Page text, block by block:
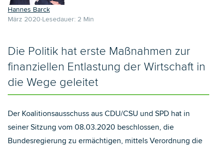
Hannes Barck
März 2020 Lesedauer: 2 Min
Die Politik hat erste Maßnahmen zur
finanziellen Entlastung der Wirtschaft in
die Wege geleitet
Der Koalitionsausschuss aus CDU/CSU und SPD hat in
seiner Sitzung vom 08.03.2020 beschlossen, die
Bundesregierung zu ermächtigen, mittels Verordnung die